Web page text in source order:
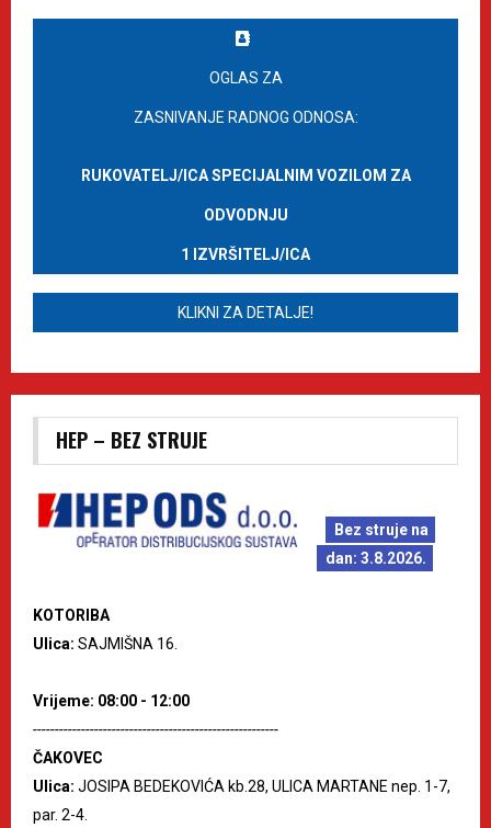
OGLAS ZA
ZASNIVANJE RADNOG ODNOSA:
RUKOVATELJ/ICA SPECIJALNIM VOZILOM ZA
ODVODNJU
1 IZVRŠITELJ/ICA
KLIKNI ZA DETALJE!
HEP – BEZ STRUJE
Bez struje na
dan: 3.8.2026.
KOTORIBA
Ulica: SAJMIŠNA 16.
Vrijeme: 08:00 - 12:00
--------------------------------------------------------
ČAKOVEC
Ulica: JOSIPA BEDEKOVIĆA kb.28, ULICA MARTANE nep. 1-7,
par. 2-4.